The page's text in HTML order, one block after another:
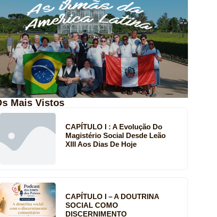
Mais Vistos
CAPÍTULO I : A Evolução Do
Magistério Social Desde Leão
XIII Aos Dias De Hoje
CAPÍTULO I – A DOUTRINA
SOCIAL COMO
DISCERNIMENTO